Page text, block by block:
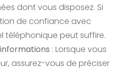
dont vous disposez. Si
de confiance avec
téléphonique peut suffire.
: Lorsque vous
assurez-vous de préciser